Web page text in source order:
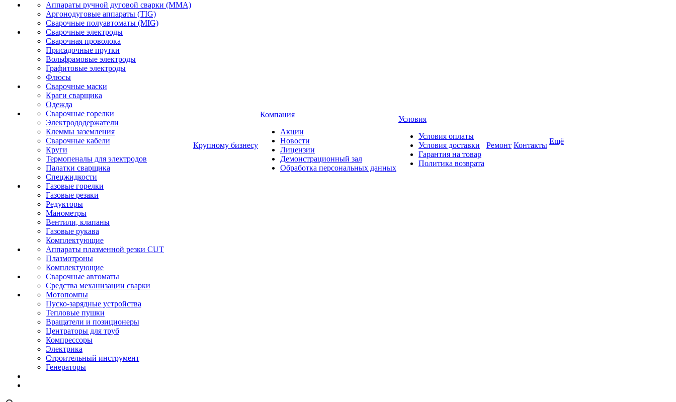
Аппараты ручной дуговой сварки (MMA)
Аргонодуговые аппараты (TIG)
Сварочные полуавтоматы (MIG)
Сварочные электроды
Сварочная проволока
Присадочные прутки
Вольфрамовые электроды
Графитовые электроды
Флюсы
Сварочные маски
Краги сварщика
Одежда
Сварочные горелки
Электрододержатели
Клеммы заземления
Сварочные кабели
Круги
Термопеналы для электродов
Палатки сварщика
Спецжидкости
Газовые горелки
Газовые резаки
Редукторы
Манометры
Вентили, клапаны
Газовые рукава
Комплектующие
Аппараты плазменной резки CUT
Плазмотроны
Комплектующие
Сварочные автоматы
Средства механизации сварки
Мотопомпы
Пуско-зарядные устройства
Тепловые пушки
Вращатели и позиционеры
Центраторы для труб
Компрессоры
Электрика
Строительный инструмент
Генераторы
Крупному бизнесу
Компания
Акции
Новости
Лицензии
Демонстрационный зал
Обработка персональных данных
Условия
Условия оплаты
Условия доставки
Гарантия на товар
Политика возврата
Ремонт Контакты Ещё